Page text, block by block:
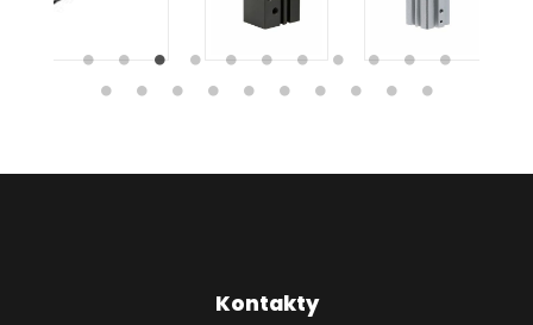
Kontakty